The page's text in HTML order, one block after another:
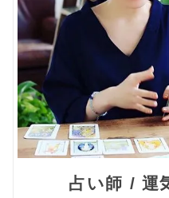
占い師 / 運